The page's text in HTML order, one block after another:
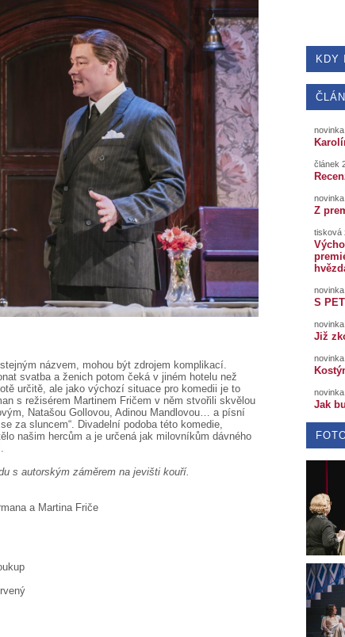
názvem, mohou být zdrojem komplikací.
svatba a ženich potom čeká v jiném hotelu než
určitě, ale jako výchozí situace pro komedii je to
s režisérem Martinem Fričem v něm stvořili skvělou
Natašou Gollovou, Adinou Mandlovou… a písní
za sluncem“. Divadelní podoba této komedie,
našim hercům a je určená jak milovníkům dávného
s autorským záměrem na jevišti kouří.
a Martina Friče
KDY
článek
Z
tisková
S
Již
Jak